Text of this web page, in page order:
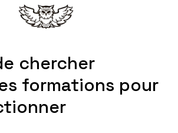
chercher
formations pour